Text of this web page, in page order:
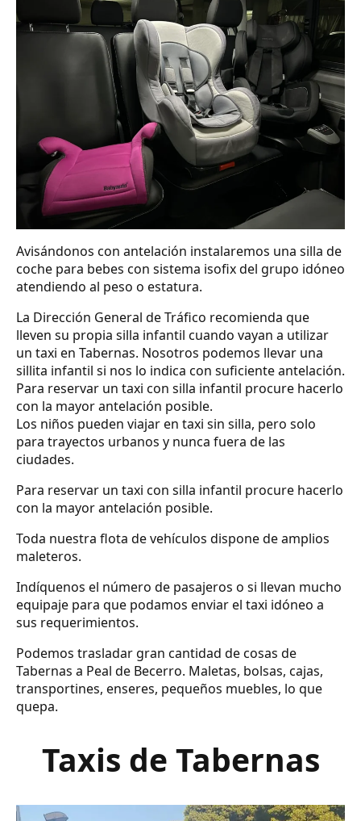
Avisándonos con antelación instalaremos una silla de
coche para bebes con sistema isofix del grupo idóneo
atendiendo al peso o estatura.
La Dirección General de Tráfico recomienda que
lleven su propia silla infantil cuando vayan a utilizar
un taxi en Tabernas. Nosotros podemos llevar una
sillita infantil si nos lo indica con suficiente antelación.
Para reservar un taxi con silla infantil procure hacerlo
con la mayor antelación posible.
Los niños pueden viajar en taxi sin silla, pero solo
para trayectos urbanos y nunca fuera de las
ciudades.
Para reservar un taxi con silla infantil procure hacerlo
con la mayor antelación posible.
Toda nuestra flota de vehículos dispone de amplios
maleteros.
Indíquenos el número de pasajeros o si llevan mucho
equipaje para que podamos enviar el taxi idóneo a
sus requerimientos.
Podemos trasladar gran cantidad de cosas de
Tabernas a Peal de Becerro. Maletas, bolsas, cajas,
transportines, enseres, pequeños muebles, lo que
quepa.
Taxis de Tabernas